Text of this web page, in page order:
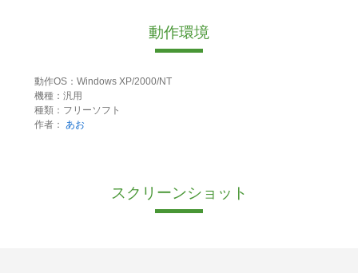
動作環境
動作OS：Windows XP/2000/NT
機種：汎用
種類：フリーソフト
作者： あお
スクリーンショット